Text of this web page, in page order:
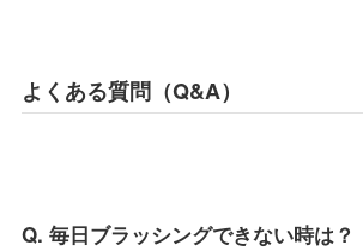
よくある質問（Q&A）
Q. 毎日ブラッシングできない時は？